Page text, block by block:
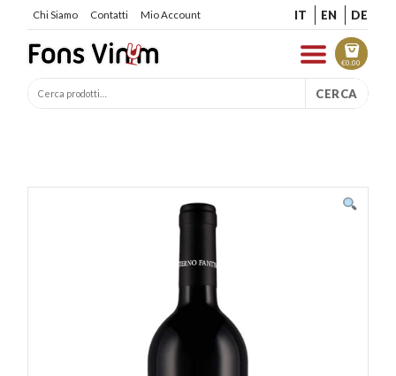
Chi Siamo Contatti Mio Account IT EN DE
€0.00
CERCA